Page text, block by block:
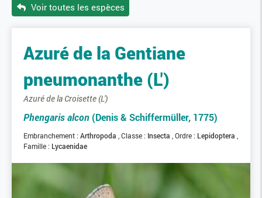
Voir toutes les espèces
Azuré de la Gentiane
pneumonanthe (L')
Azuré de la Croisette (L')
Phengaris alcon (Denis & Schiffermüller, 1775)
Embranchement : Arthropoda Classe : Insecta Ordre : Lepidoptera
Famille : Lycaenidae